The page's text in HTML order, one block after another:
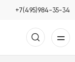
+7(495)984-35-34